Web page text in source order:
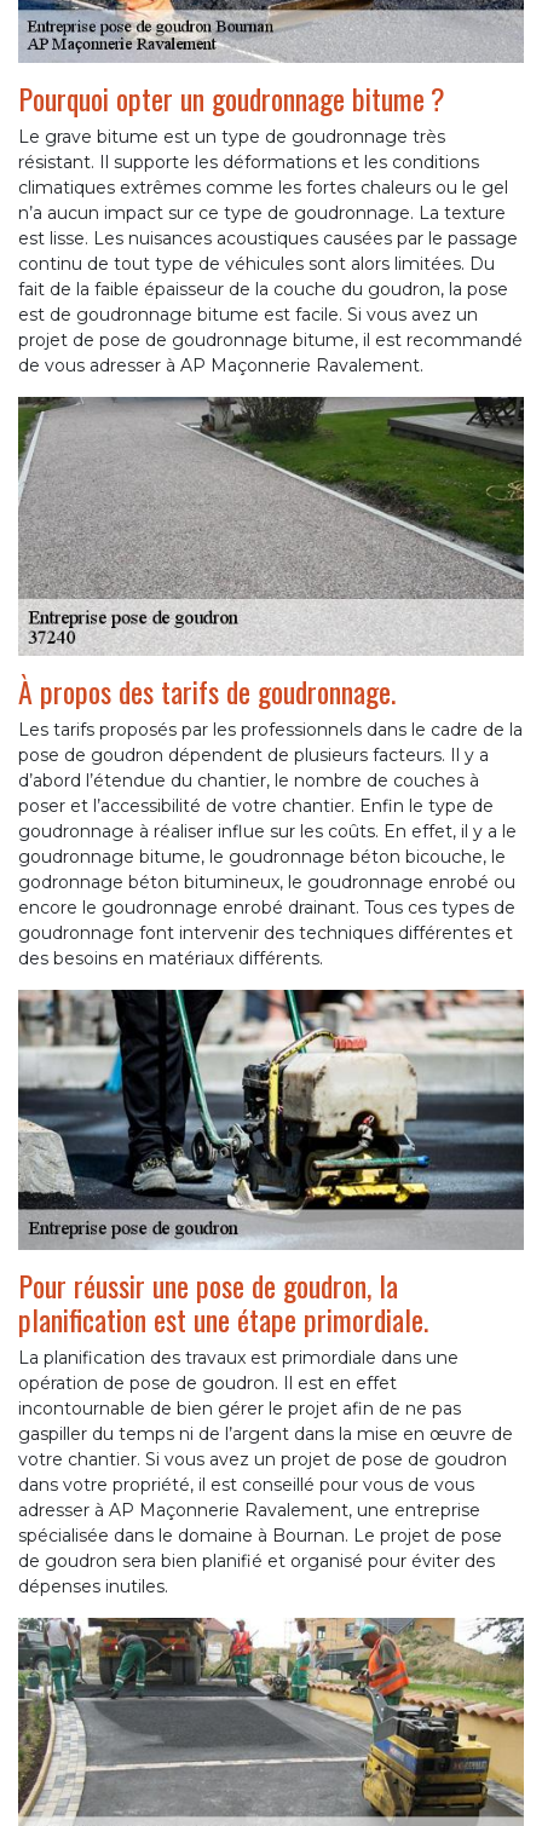
Pourquoi opter un goudronnage bitume ?
Le grave bitume est un type de goudronnage très
résistant. Il supporte les déformations et les conditions
climatiques extrêmes comme les fortes chaleurs ou le gel
n’a aucun impact sur ce type de goudronnage. La texture
est lisse. Les nuisances acoustiques causées par le passage
continu de tout type de véhicules sont alors limitées. Du
fait de la faible épaisseur de la couche du goudron, la pose
est de goudronnage bitume est facile. Si vous avez un
projet de pose de goudronnage bitume, il est recommandé
de vous adresser à AP Maçonnerie Ravalement.
À propos des tarifs de goudronnage.
Les tarifs proposés par les professionnels dans le cadre de la
pose de goudron dépendent de plusieurs facteurs. Il y a
d’abord l’étendue du chantier, le nombre de couches à
poser et l’accessibilité de votre chantier. Enfin le type de
goudronnage à réaliser influe sur les coûts. En effet, il y a le
goudronnage bitume, le goudronnage béton bicouche, le
godronnage béton bitumineux, le goudronnage enrobé ou
encore le goudronnage enrobé drainant. Tous ces types de
goudronnage font intervenir des techniques différentes et
des besoins en matériaux différents.
Pour réussir une pose de goudron, la
planification est une étape primordiale.
La planification des travaux est primordiale dans une
opération de pose de goudron. Il est en effet
incontournable de bien gérer le projet afin de ne pas
gaspiller du temps ni de l’argent dans la mise en œuvre de
votre chantier. Si vous avez un projet de pose de goudron
dans votre propriété, il est conseillé pour vous de vous
adresser à AP Maçonnerie Ravalement, une entreprise
spécialisée dans le domaine à Bournan. Le projet de pose
de goudron sera bien planifié et organisé pour éviter des
dépenses inutiles.